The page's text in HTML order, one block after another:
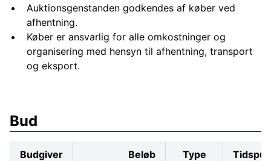
Auktionsgenstanden godkendes af køber ved
afhentning.
Køber er ansvarlig for alle omkostninger og
organisering med hensyn til afhentning, transport
og eksport.
Bud
Budgiver Beløb Type